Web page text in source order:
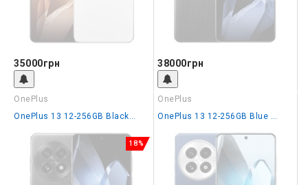
35000грн 38000грн
OnePlus
OnePlus 13 12-256GB Black Eclipce IN
18%
OnePlus
OnePlus 13 12-256GB Blue Moment EU